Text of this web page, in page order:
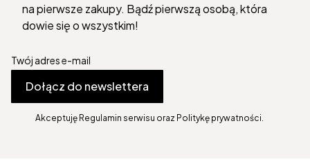
na pierwsze zakupy. Bądź pierwszą osobą, która
dowie się o wszystkim!
Twój adres e-mail
Dołącz do newslettera
Akceptuję Regulamin serwisu oraz Politykę prywatności.